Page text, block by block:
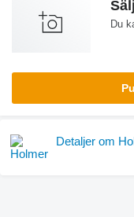
Du
Detaljer om